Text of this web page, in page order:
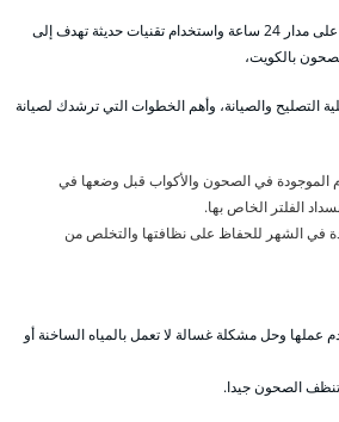
بكفاءة وخبرة عالية وخدمة عمل على مدار 24 ساعة واستخدام تقنيات حديثة تهدف إلى
بالكويت،
التصليح والصيانة، وأهم الخطوات التي ترشدك لصيانة
الموجودة في الصحون والأكواب قبل وضعها في
الفلتر الخاص بها.
في الشهر للحفاظ على نظافتها والتخلص من
عملها وحل مشكلة غسالة لا تعمل بالمياه الساخنة أو
الصحون جيدا.